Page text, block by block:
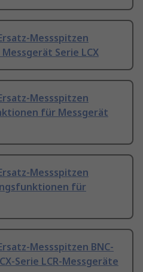
Messspitzen
Serie LCX
Messspitzen
für Messgerät
Messspitzen
für
Messspitzen BNC-
Serie LCR-Messgeräte